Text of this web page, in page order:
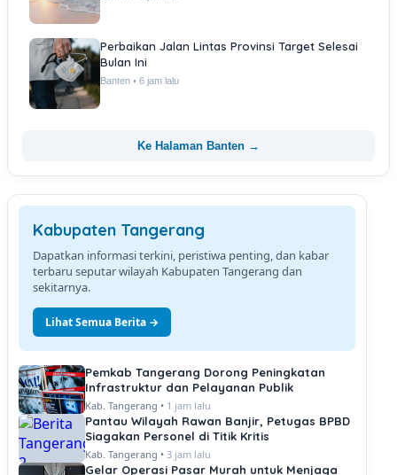
Perbaikan Jalan Lintas Provinsi Target Selesai
Bulan Ini
Banten • 6 jam lalu
Ke Halaman Banten →
Kabupaten Tangerang
Dapatkan informasi terkini, peristiwa penting, dan kabar
terbaru seputar wilayah Kabupaten Tangerang dan
sekitarnya.
Lihat Semua Berita →
Pemkab Tangerang Dorong Peningkatan
Infrastruktur dan Pelayanan Publik
Kab. Tangerang • 1 jam lalu
Pantau Wilayah Rawan Banjir, Petugas BPBD
Siagakan Personel di Titik Kritis
Kab. Tangerang • 3 jam lalu
Gelar Operasi Pasar Murah untuk Menjaga